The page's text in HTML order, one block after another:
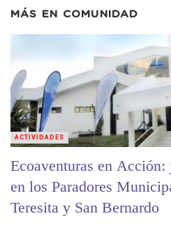
MÁS EN COMUNIDAD
Ecoaventuras en
en los Paradores
Teresita y San Bernardo
ACTIVIDADES